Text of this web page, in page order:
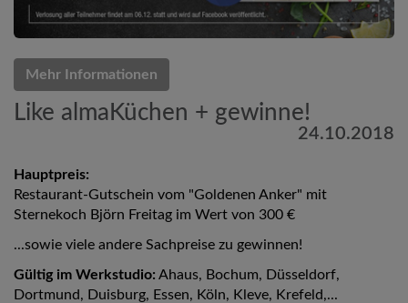
Mehr Informationen
Like almaKüchen + gewinne!
24.10.2018
Hauptpreis:
Restaurant-Gutschein vom "Goldenen Anker" mit
Sternekoch Björn Freitag im Wert von 300 €
...sowie viele andere Sachpreise zu gewinnen!
Gültig im Werkstudio: Ahaus, Bochum, Düsseldorf,
Dortmund, Duisburg, Essen, Köln, Kleve, Krefeld,...